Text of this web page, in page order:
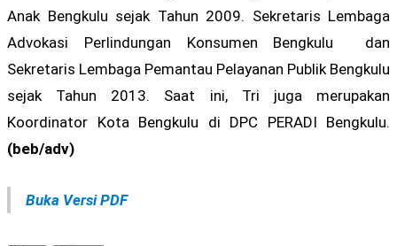
Anak Bengkulu sejak Tahun 2009. Sekretaris Lembaga
Advokasi Perlindungan Konsumen Bengkulu dan
Sekretaris Lembaga Pemantau Pelayanan Publik Bengkulu
sejak Tahun 2013. Saat ini, Tri juga merupakan
Koordinator Kota Bengkulu di DPC PERADI Bengkulu.
(beb/adv)
Buka Versi PDF